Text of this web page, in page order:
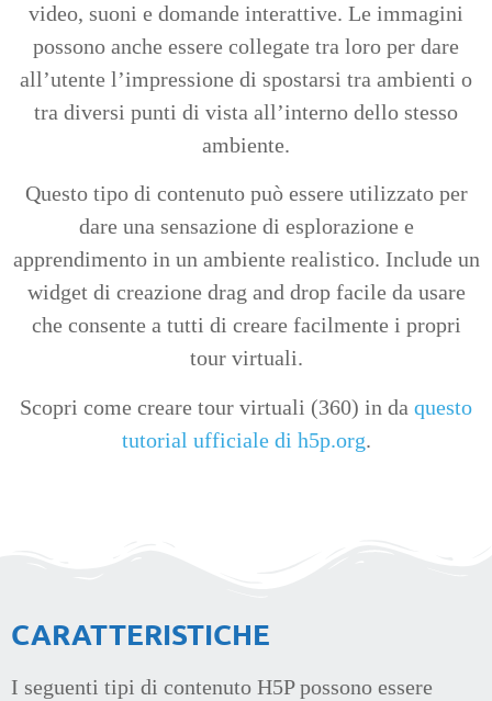
video, suoni e domande interattive. Le immagini
possono anche essere collegate tra loro per dare
all’utente l’impressione di spostarsi tra ambienti o
tra diversi punti di vista all’interno dello stesso
ambiente.
Questo tipo di contenuto può essere utilizzato per
dare una sensazione di esplorazione e
apprendimento in un ambiente realistico. Include un
widget di creazione drag and drop facile da usare
che consente a tutti di creare facilmente i propri
tour virtuali.
Scopri come creare tour virtuali (360) in da questo
tutorial ufficiale di h5p.org.
CARATTERISTICHE
I seguenti tipi di contenuto H5P possono essere